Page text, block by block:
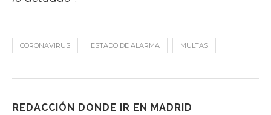
CORONAVIRUS ESTADO DE ALARMA MULTAS
REDACCIÓN DONDE IR EN MADRID